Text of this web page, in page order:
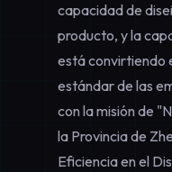
capacidad de
producto, y la
está convirtiendo
estándar de las
con la misión de
la Provincia de
Eficiencia en el